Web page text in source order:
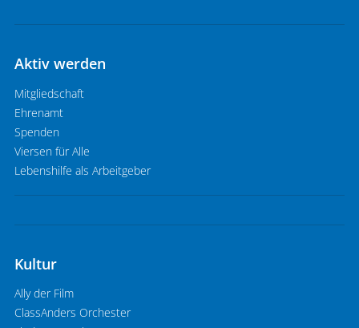
Aktiv werden
Mitgliedschaft
Ehrenamt
Spenden
Viersen für Alle
Lebenshilfe als Arbeitgeber
Kultur
Ally der Film
ClassAnders Orchester